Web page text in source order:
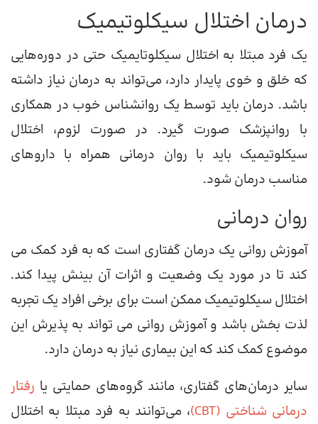
درمان اختلال سیکلوتیمیک
یک فرد مبتلا به اختلال سیکلوتایمیک حتی در دوره‌هایی
که خلق و خوی پایدار دارد، می‌تواند به درمان نیاز داشته
باشد. درمان باید توسط یک روانشناس خوب در همکاری
با روانپزشک صورت گیرد. در صورت لزوم، اختلال
سیکلوتیمیک باید با روان درمانی همراه با داروهای
مناسب درمان شود.
روان درمانی
آموزش روانی یک درمان گفتاری است که به فرد کمک می
کند تا در مورد یک وضعیت و اثرات آن بینش پیدا کند.
اختلال سیکلوتیمیک ممکن است برای برخی افراد یک تجربه
لذت بخش باشد و آموزش روانی می تواند به پذیرش این
موضوع کمک کند که این بیماری نیاز به درمان دارد.
سایر درمان‌های گفتاری، مانند گروه‌های حمایتی یا رفتار
درمانی شناختی (CBT)
، می‌توانند به فرد مبتلا به اختلال